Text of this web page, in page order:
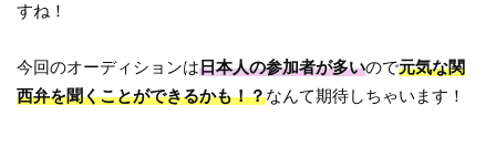
すね！
今回のオーディションは日本人の参加者が多いので元気な関
西弁を聞くことができるかも！？なんて期待しちゃいます！